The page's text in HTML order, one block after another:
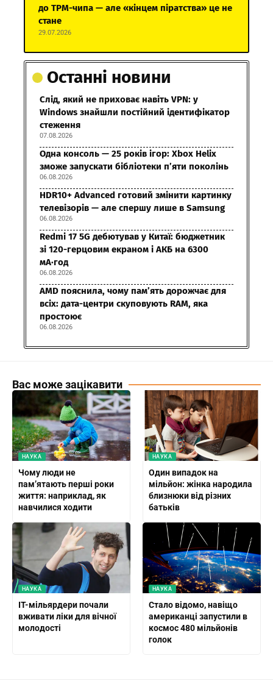
до TPM-чипа — але «кінцем піратства» це не
стане
29.07.2026
Останні новини
Слід, який не приховає навіть VPN: у
Windows знайшли постійний ідентифікатор
стеження
07.08.2026
Одна консоль — 25 років ігор: Xbox Helix
зможе запускати бібліотеки п’яти поколінь
06.08.2026
HDR10+ Advanced готовий змінити картинку
телевізорів — але спершу лише в Samsung
06.08.2026
Redmi 17 5G дебютував у Китаї: бюджетник
зі 120-герцовим екраном і АКБ на 6300
мА·год
06.08.2026
AMD пояснила, чому пам’ять дорожчає для
всіх: дата-центри скуповують RAM, яка
простоює
06.08.2026
Вас може зацікавити
НАУКА
Чому люди не
пам’ятають перші роки
життя: наприклад, як
навчилися ходити
НАУКА
Один випадок на
мільйон: жінка народила
близнюки від різних
батьків
НАУКА
IT-мільярдери почали
вживати ліки для вічної
молодості
НАУКА
Стало відомо, навіщо
американці запустили в
космос 480 мільйонів
голок